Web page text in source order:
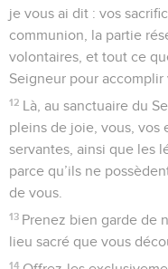
je vous ai dit : vos
communion, la partie
volontaires, et tout ce
Seigneur pour accomplir
12 Là, au sanctuaire du
pleins de joie, vous, vos
servantes, ainsi que les
parce qu’ils ne
de vous.
13 Prenez bien garde de
lieu sacré que vous
14